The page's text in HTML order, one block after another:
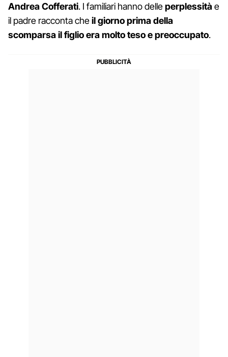
Andrea Cofferati. I familiari hanno delleperplessitàe
il padre racconta cheil giorno prima della
scomparsa il figlio era molto teso e preoccupato.